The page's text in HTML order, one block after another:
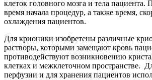
клеток головного мозга и тела
время начала процедур, а также время,
охлаждения пациентов.
Для крионики изобретены различные
растворы, которыми замещают кровь
противодействуют возникновению
клетках и межклеточном пространстве.
перфузии и для хранения пациентов